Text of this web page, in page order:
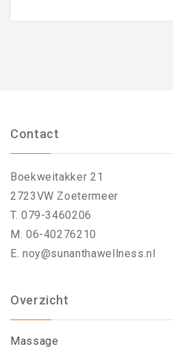
Contact
Boekweitakker 21
2723VW Zoetermeer
T. 079-3460206
M. 06-40276210
E. noy@sunanthawellness.nl
Overzicht
Massage